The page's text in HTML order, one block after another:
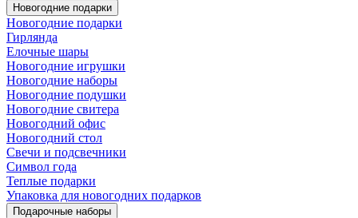
Новогодние подарки
Новогодние подарки
Гирлянда
Елочные шары
Новогодние игрушки
Новогодние наборы
Новогодние подушки
Новогодние свитера
Новогодний офис
Новогодний стол
Свечи и подсвечники
Символ года
Теплые подарки
Упаковка для новогодних подарков
Подарочные наборы